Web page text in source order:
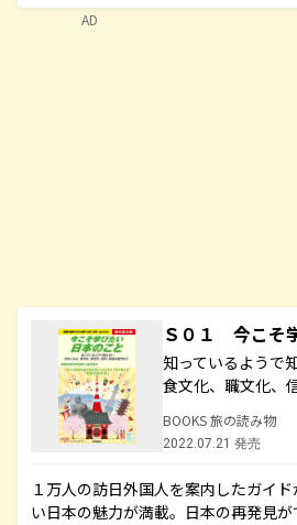
Ｓ０１ 今こそ
知っているようで
食文化、職文化、
BOOKS 旅の読み物
2022.07.21 発売
１万人の訪日外国人を案内したガイ
い日本の魅力が満載。日本の再発見が
AD